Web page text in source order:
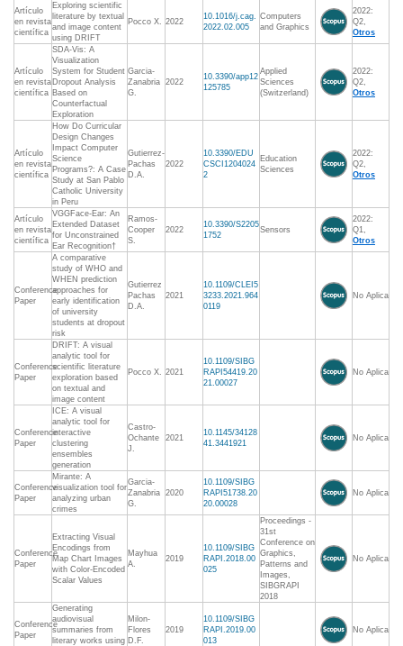
Artículo
en revista
científica
Exploring scientific
literature by textual
and image content
using DRIFT
Pocco X. 2022
10.1016/j.cag.
2022.02.005
Computers
and Graphics
2022:
Q2,
Otros
Artículo
en revista
científica
SDA-Vis: A
Visualization
System for Student
Dropout Analysis
Based on
Counterfactual
Exploration
Garcia-
Zanabria
G.
2022
10.3390/app12
125785
Applied
Sciences
(Switzerland)
2022:
Q2,
Otros
Artículo
en revista
científica
How Do Curricular
Design Changes
Impact Computer
Science
Programs?: A Case
Study at San Pablo
Catholic University
in Peru
Gutierrez-
Pachas
D.A.
2022
10.3390/EDU
CSCI1204024
2
Education
Sciences
2022:
Q2,
Otros
Artículo
en revista
científica
VGGFace-Ear: An
Extended Dataset
for Unconstrained
Ear Recognition†
Ramos-
Cooper
S.
2022
10.3390/S2205
1752
Sensors
2022:
Q1,
Otros
Conference
Paper
A comparative
study of WHO and
WHEN prediction
approaches for
early identification
of university
students at dropout
risk
Gutierrez
Pachas
D.A.
2021
10.1109/CLEI5
3233.2021.964
0119
No Aplica
Conference
Paper
DRIFT: A visual
analytic tool for
scientific literature
exploration based
on textual and
image content
Pocco X. 2021
10.1109/SIBG
RAPI54419.20
21.00027
No Aplica
Conference
Paper
ICE: A visual
analytic tool for
interactive
clustering
ensembles
generation
Castro-
Ochante
J.
2021
10.1145/34128
41.3441921
No Aplica
Conference
Paper
Mirante: A
visualization tool for
analyzing urban
crimes
Garcia-
Zanabria
G.
2020
10.1109/SIBG
RAPI51738.20
20.00028
No Aplica
Conference
Paper
Extracting Visual
Encodings from
Map Chart Images
with Color-Encoded
Scalar Values
Mayhua
A.
2019
10.1109/SIBG
RAPI.2018.00
025
Proceedings -
31st
Conference on
Graphics,
Patterns and
Images,
SIBGRAPI
2018
No Aplica
Conference
Paper
Generating
audiovisual
summaries from
literary works using
Milon-
Flores
D.F.
2019
10.1109/SIBG
RAPI.2019.00
013
No Aplica